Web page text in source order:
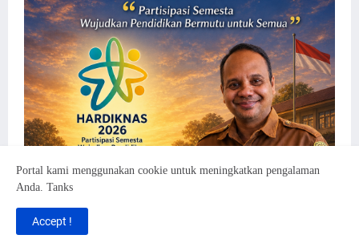
Portal kami menggunakan cookie untuk meningkatkan pengalaman
Anda. Tanks
Accept !